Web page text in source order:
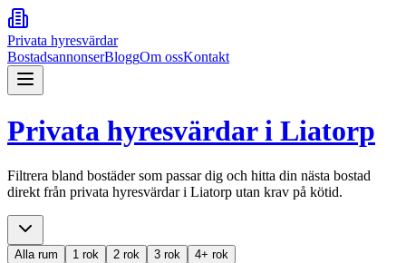
Privata hyresvärdar
BostadsannonserBloggOm ossKontakt
Privata hyresvärdar i Liatorp
Filtrera bland bostäder som passar dig och hitta din nästa bostad
direkt från privata hyresvärdar i Liatorp utan krav på kötid.
Alla rum 1 rok 2 rok 3 rok 4+ rok